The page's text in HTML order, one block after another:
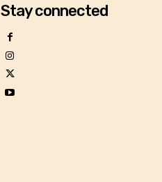
Stay connected